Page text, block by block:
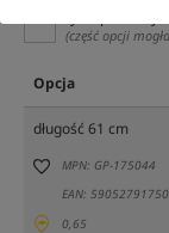
(część opcji
Opcja
długość 61 cm
MPN: GP-175044
EAN:
0,65